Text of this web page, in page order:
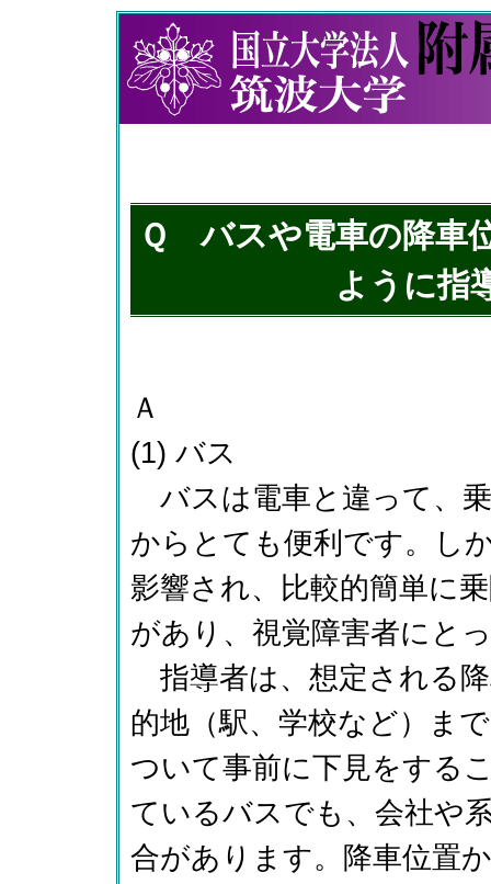
Ｑ バスや電車の降車
ように指
Ａ
(1) バス
バスは電車と違って、
からとても便利です。し
影響され、比較的簡単に
があり、視覚障害者にと
指導者は、想定される
的地（駅、学校など）ま
ついて事前に下見をする
ているバスでも、会社や
合があります。降車位置